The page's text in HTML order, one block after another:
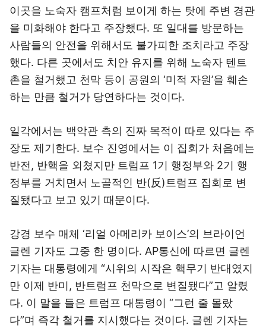
이곳을 노숙자 캠프처럼 보이게 하는 탓에 주변 경관
을 미화해야 한다고 주장했다. 또 일대를 방문하는
사람들의 안전을 위해서도 불가피한 조치라고 주장
했다. 다른 곳에서도 치안 유지를 위해 노숙자 텐트
촌을 철거했고 천막 등이 공원의 ‘미적 자원’을 훼손
하는 만큼 철거가 당연하다는 것이다.
일각에서는 백악관 측의 진짜 목적이 따로 있다는 주
장도 제기한다. 보수 진영에서는 이 집회가 처음에는
반전, 반핵을 외쳤지만 트럼프 1기 행정부와 2기 행
정부를 거치면서 노골적인 반(反)트럼프 집회로 변
질됐다고 보고 있기 때문이다.
강경 보수 매체 ‘리얼 아메리카 보이스’의 브라이언
글렌 기자도 그중 한 명이다. AP통신에 따르면 글렌
기자는 대통령에게 “시위의 시작은 핵무기 반대였지
만 이제 반미, 반트럼프 천막으로 변질됐다”고 알렸
다. 이 말을 들은 트럼프 대통령이 “그런 줄 몰랐
다”며 즉각 철거를 지시했다는 것이다. 글렌 기자는